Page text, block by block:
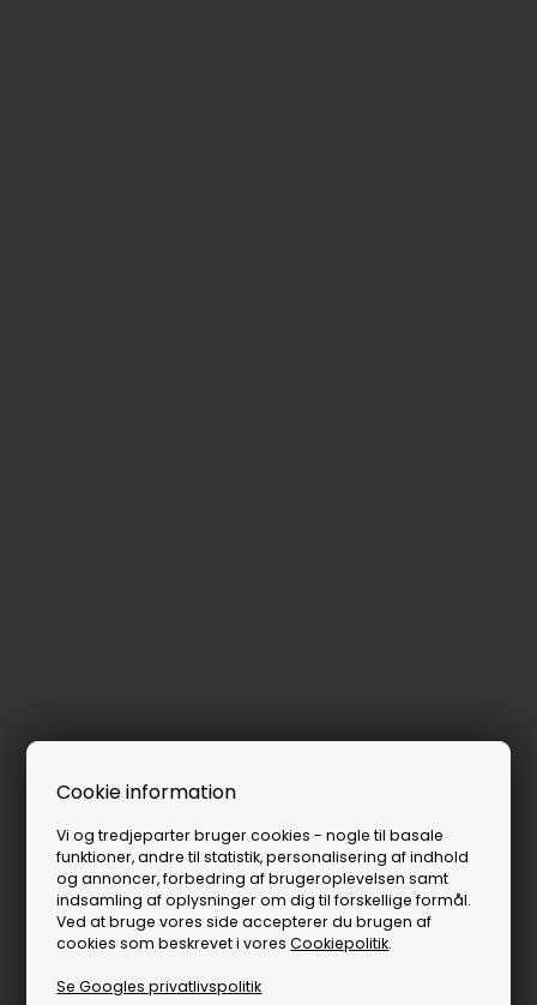
Cookie information
Vi og tredjeparter bruger cookies - nogle til basale
funktioner, andre til statistik, personalisering af indhold
og annoncer, forbedring af brugeroplevelsen samt
indsamling af oplysninger om dig til forskellige formål.
Ved at bruge vores side accepterer du brugen af
cookies som beskrevet i voresCookiepolitik.
Se Googles privatlivspolitik